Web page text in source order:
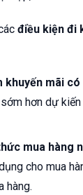
điều kiện đi
khuyến mãi có
hơn dự
mua hàng
cho mua
hàng.